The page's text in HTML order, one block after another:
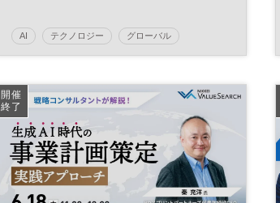
AI テクノロジー グローバル
開催
終了